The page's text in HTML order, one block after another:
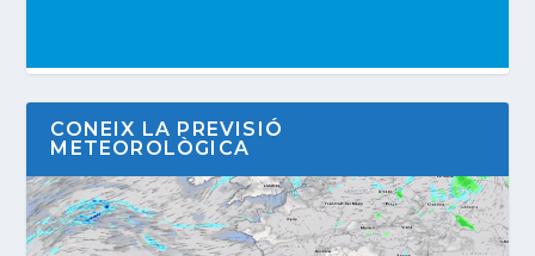
CONEIX LA PREVISIÓ
METEOROLÒGICA